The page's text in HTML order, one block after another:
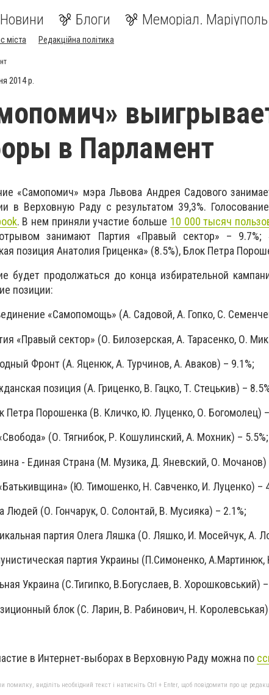
Новини Блоги Меморіал. Маріуполь
міста Редакційна політика
2014 р.
в Парламент
«Самопомич» мэра Львова Андрея Садового
в Верховную Раду с результатом 39,3%.
. В нем приняли участие больше 10 000 тысяч
занимают Партия «Правый сектор» –
позиция Анатолия Гриценка» (8.5%), Блок Петра
будет продолжаться до конца избирательной
позиции:
«Самопомощь» (А. Садовой, А. Гопко, С.
сектор» (О. Билозерская, А. Тарасенко, О.
Фронт (А. Яценюк, А. Турчинов, А. Аваков) – 9.1%;
позиция (А. Гриценко, В. Гацко, Т. Стецькив) –
Порошенка (В. Кличко, Ю. Луценко, О. Богомолец) –
(О. Тягнибок, Р. Кошулинский, А. Мохник) – 5.5%;
- Единая Страна (М. Музика, Д. Яневский, О. Мочанов)
(Ю. Тимошенко, Н. Савченко, И. Луценко) –
(О. Гончарук, О. Солонтай, В. Мусияка) – 2.1%;
партия Олега Ляшка (О. Ляшко, И. Мосейчук, А.
партия Украины (П.Симоненко, А.Мартинюк,
(С.Тигипко, В.Богуслаев, В. Хорошковський) –
блок (С. Ларин, В. Рабинович, Н. Королевськая)
в Интернет-выборах в Верховную Раду можна по
помилку, виділіть необхідний текст і натисніть Ctrl + Enter, щоб повідомити про це